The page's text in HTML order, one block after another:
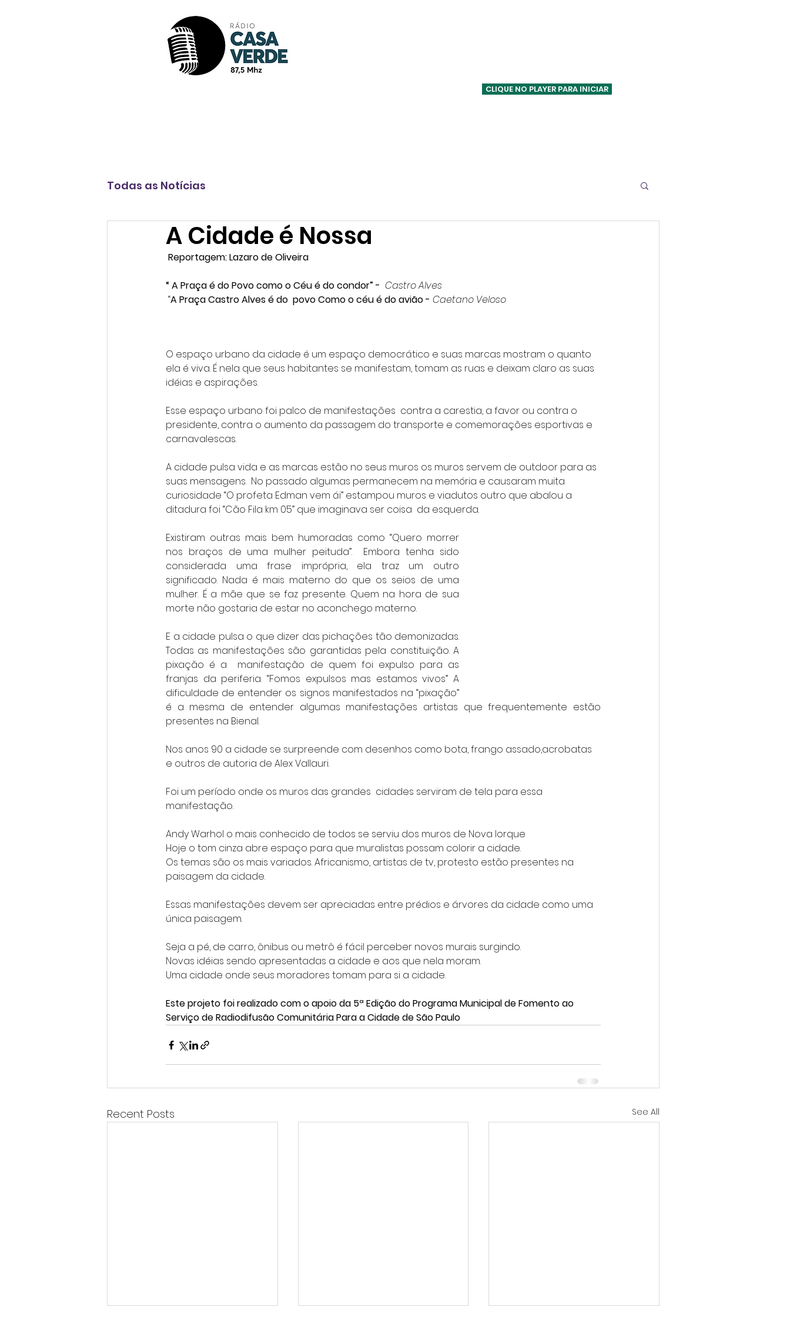
CLIQUE NO PLAYER PARA INICIAR
Todas as Notícias
A Cidade é Nossa
Reportagem: Lazaro de Oliveira
“ A Praça é do Povo como o Céu é do condor” - Castro Alves
“A Praça Castro Alves é do  povo Como o céu é do avião - Caetano Veloso
O espaço urbano da cidade é um espaço democrático e suas marcas mostram o quanto
ela é viva. É nela que seus habitantes se manifestam, tomam as ruas e deixam claro as suas
idéias e aspirações.
Esse espaço urbano foi palco de manifestações  contra a carestia, a favor ou contra o
presidente, contra o aumento da passagem do transporte e comemorações esportivas e
carnavalescas.
A cidade pulsa vida e as marcas estão no seus muros os muros servem de outdoor para as
suas mensagens.  No passado algumas permanecem na memória e causaram muita
curiosidade “O profeta Edman vem ái” estampou muros e viadutos outro que abalou a
ditadura foi “Cão Fila km 05” que imaginava ser coisa  da esquerda.
Existiram outras mais bem humoradas como “Quero morrer
nos braços de uma mulher peituda”.  Embora tenha sido
considerada uma frase imprópria, ela traz um outro
significado. Nada é mais materno do que os seios de uma
mulher. É a mãe que se faz presente. Quem na hora de sua
morte não gostaria de estar no aconchego materno.
E a cidade pulsa o que dizer das pichações tão demonizadas.
Todas as manifestações são garantidas pela constituição. A
pixação é a  manifestação de quem foi expulso para as
franjas da periferia. “Fomos expulsos mas estamos vivos” A
dificuldade de entender os signos manifestados na “pixação”
é a mesma de entender algumas manifestações artistas que frequentemente estão
presentes na Bienal.
Nos anos 90 a cidade se surpreende com desenhos como bota, frango assado,acrobatas
e outros de autoria de Alex Vallauri.
Foi um período onde os muros das grandes  cidades serviram de tela para essa
manifestação.
Andy Warhol o mais conhecido de todos se serviu dos muros de Nova Iorque
Hoje o tom cinza abre espaço para que muralistas possam colorir a cidade.
Os temas são os mais variados. Africanismo, artistas de tv, protesto estão presentes na
paisagem da cidade.
Essas manifestações devem ser apreciadas entre prédios e árvores da cidade como uma
única paisagem.
Seja a pé, de carro, ônibus ou metrô é fácil perceber novos murais surgindo.
Novas idéias sendo apresentadas a cidade e aos que nela moram.
Uma cidade onde seus moradores tomam para si a cidade.
Este projeto foi realizado com o apoio da 5ª Edição do Programa Municipal de Fomento ao
Serviço de Radiodifusão Comunitária Para a Cidade de São Paulo
Recent Posts See All